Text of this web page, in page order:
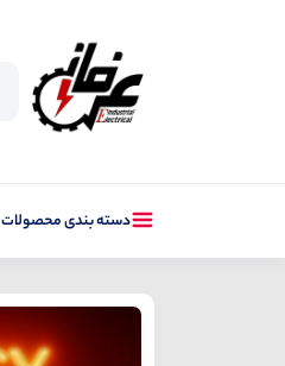
دسته بندی محصولات